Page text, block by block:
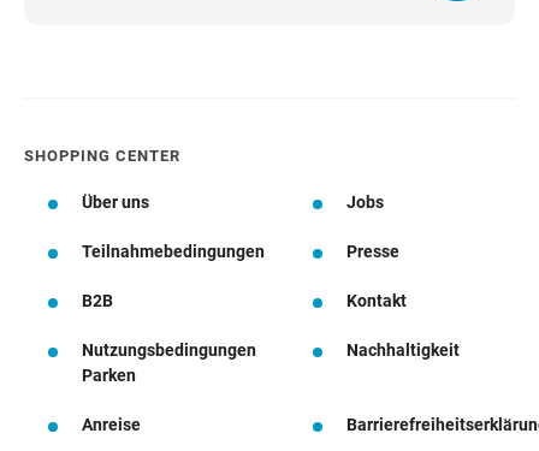
SHOPPING CENTER
Über uns Jobs
Teilnahmebedingungen Presse
B2B Kontakt
Nutzungsbedingungen
Parken
Nachhaltigkeit
Anreise